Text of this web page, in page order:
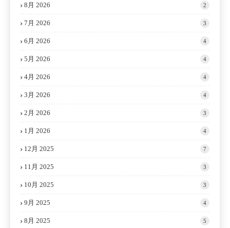
8月 2026 2
7月 2026 3
6月 2026 4
5月 2026 4
4月 2026 4
3月 2026 4
2月 2026 3
1月 2026 4
12月 2025 7
11月 2025 3
10月 2025 3
9月 2025 4
8月 2025 5